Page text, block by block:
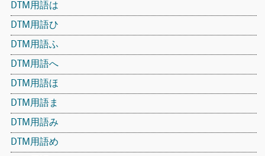
DTM用語は
DTM用語ひ
DTM用語ふ
DTM用語へ
DTM用語ほ
DTM用語ま
DTM用語み
DTM用語め